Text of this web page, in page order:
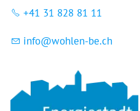
+41 31 828 81 11
nf w hl n-b ch